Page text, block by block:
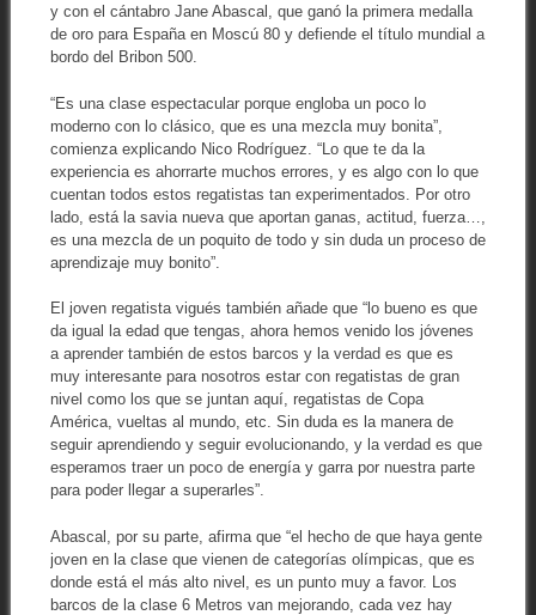
y con el cántabro Jane Abascal, que ganó la primera medalla
de oro para España en Moscú 80 y defiende el título mundial a
bordo del Bribon 500.
“Es una clase espectacular porque engloba un poco lo
moderno con lo clásico, que es una mezcla muy bonita”,
comienza explicando Nico Rodríguez. “Lo que te da la
experiencia es ahorrarte muchos errores, y es algo con lo que
cuentan todos estos regatistas tan experimentados. Por otro
lado, está la savia nueva que aportan ganas, actitud, fuerza…,
es una mezcla de un poquito de todo y sin duda un proceso de
aprendizaje muy bonito”.
El joven regatista vigués también añade que “lo bueno es que
da igual la edad que tengas, ahora hemos venido los jóvenes
a aprender también de estos barcos y la verdad es que es
muy interesante para nosotros estar con regatistas de gran
nivel como los que se juntan aquí, regatistas de Copa
América, vueltas al mundo, etc. Sin duda es la manera de
seguir aprendiendo y seguir evolucionando, y la verdad es que
esperamos traer un poco de energía y garra por nuestra parte
para poder llegar a superarles”.
Abascal, por su parte, afirma que “el hecho de que haya gente
joven en la clase que vienen de categorías olímpicas, que es
donde está el más alto nivel, es un punto muy a favor. Los
barcos de la clase 6 Metros van mejorando, cada vez hay